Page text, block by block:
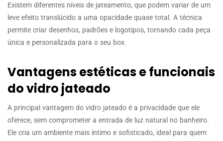
Existem diferentes níveis de jateamento, que podem variar de um
leve efeito translúcido a uma opacidade quase total. A técnica
permite criar desenhos, padrões e logotipos, tornando cada peça
única e personalizada para o seu box.
Vantagens estéticas e funcionais
do vidro jateado
A principal vantagem do vidro jateado é a privacidade que ele
oferece, sem comprometer a entrada de luz natural no banheiro.
Ele cria um ambiente mais íntimo e sofisticado, ideal para quem